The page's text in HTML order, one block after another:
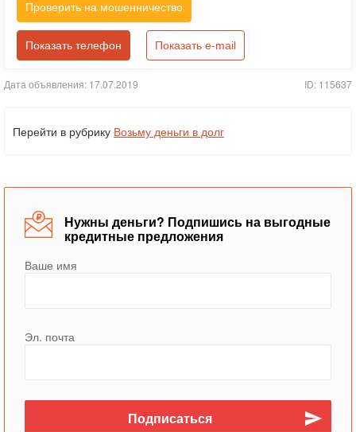
Проверить на мошенничество
Показать телефон Показать e-mail
Дата объявления: 17.07.2019 ID: 115637
Перейти в рубрику Возьму деньги в долг
Нужны деньги? Подпишись на выгодные
кредитные предложения
Ваше имя
Эл. почта